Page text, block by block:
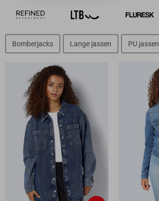
Bomberjacks Lange jassen PU jassen